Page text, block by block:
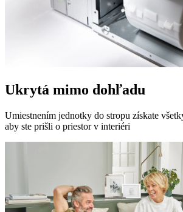
Ukrytá mimo dohľadu
Umiestnením jednotky do stropu získate
aby ste prišli o priestor v interiéri